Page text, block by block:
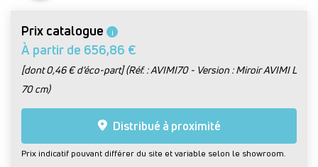
Prix catalogue i
À partir de 656,86 €
[dont 0,46 € d’éco-part] (Réf. : AVIMI70 - Version : Miroir AVIMI L
70 cm)
Distribué à proximité
Prix indicatif pouvant différer du site et variable selon le showroom.